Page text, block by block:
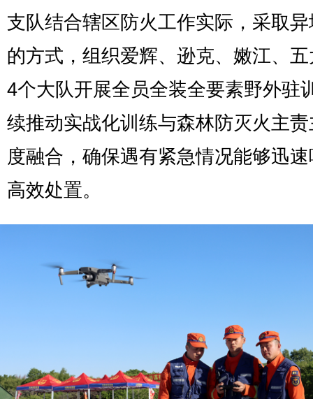
支队结合辖区防火工作实际，采取
的方式，组织爱辉、逊克、嫩江、
4个大队开展全员全装全要素野外驻
续推动实战化训练与森林防灭火主
度融合，确保遇有紧急情况能够迅
高效处置。